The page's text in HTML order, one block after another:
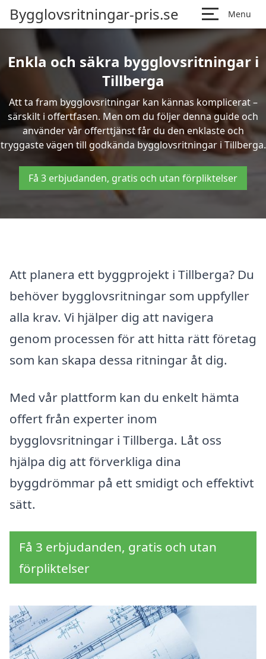
Bygglovsritningar-pris.se Menu
Enkla och säkra bygglovsritningar i
Tillberga
Att ta fram bygglovsritningar kan kännas komplicerat –
särskilt i offertfasen. Men om du följer denna guide och
använder vår offerttjänst får du den enklaste och
tryggaste vägen till godkända bygglovsritningar i Tillberga.
Få 3 erbjudanden, gratis och utan förpliktelser
Att planera ett byggprojekt i Tillberga? Du
behöver bygglovsritningar som uppfyller
alla krav. Vi hjälper dig att navigera
genom processen för att hitta rätt företag
som kan skapa dessa ritningar åt dig.
Med vår plattform kan du enkelt hämta
offert från experter inom
bygglovsritningar i Tillberga. Låt oss
hjälpa dig att förverkliga dina
byggdrömmar på ett smidigt och effektivt
sätt.
Få 3 erbjudanden, gratis och utan
förpliktelser